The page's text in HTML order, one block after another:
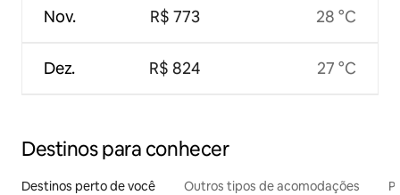
Nov.
Dez.
R$ 773
R$ 824
28 °C
27 °C
Destinos para conhecer
Destinos perto de você Outros tipos de acomodações